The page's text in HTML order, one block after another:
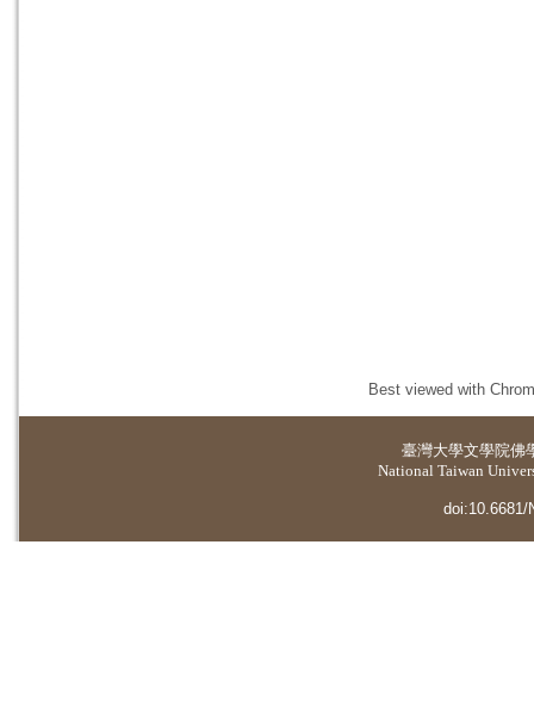
Best viewed with
臺灣大學文學院佛
National Taiwan
doi:10.6681/